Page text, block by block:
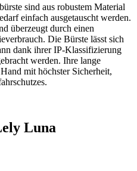
sind aus robustem Material
einfach ausgetauscht werden.
überzeugt durch einen
Die Bürste lässt sich
dank ihrer IP-Klassifizierung
werden. Ihre lange
mit höchster Sicherheit,
Luna